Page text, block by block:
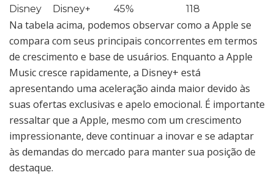
Disney
Disney+ 45% 118
Na tabela acima, podemos observar como a Apple se
compara com seus principais concorrentes em termos
de crescimento e base de usuários. Enquanto a Apple
Music cresce rapidamente, a Disney+ está
apresentando uma aceleração ainda maior devido às
suas ofertas exclusivas e apelo emocional. É importante
ressaltar que a Apple, mesmo com um crescimento
impressionante, deve continuar a inovar e se adaptar
às demandas do mercado para manter sua posição de
destaque.